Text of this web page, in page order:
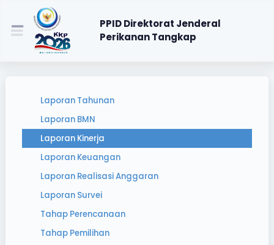
PPID Direktorat Jenderal
Perikanan Tangkap
Laporan Tahunan
Laporan BMN
Laporan Kinerja
Laporan Keuangan
Laporan Realisasi Anggaran
Laporan Survei
Tahap Perencanaan
Tahap Pemilihan